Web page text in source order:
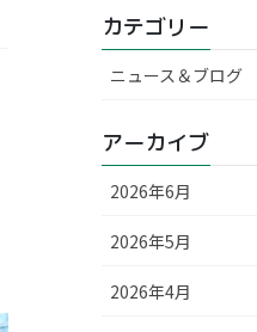
カテゴリー
ニュース＆ブログ
アーカイブ
2026年6月
2026年5月
2026年4月